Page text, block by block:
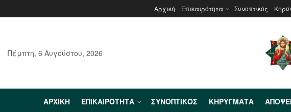
Αρχική Επικαιρότητα Συνοπτικός
Πέμπτη, 6 Αυγούστου, 2026
ΑΡΧΙΚΉ ΕΠΙΚΑΙΡΌΤΗΤΑ ΣΥΝΟΠΤΙΚΌΣ ΚΗΡΎΓΜΑΤΑ